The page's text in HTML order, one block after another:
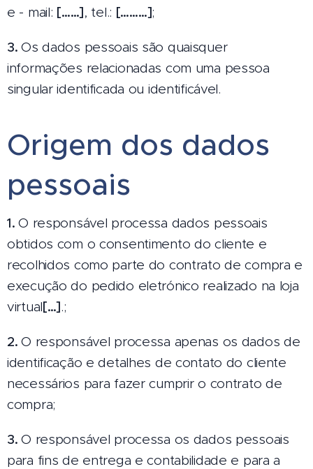
e - mail: [……], tel.: [………];
3.Os dados pessoais são quaisquer
informações relacionadas com uma pessoa
singular identificada ou identificável.
Origem dos dados
pessoais
1.O responsável processa dados pessoais
obtidos com o consentimento do cliente e
recolhidos como parte do contrato de compra e
execução do pedido eletrónico realizado na loja
virtual[…].;
2.O responsável processa apenas os dados de
identificação e detalhes de contato do cliente
necessários para fazer cumprir o contrato de
compra;
3.O responsável processa os dados pessoais
para fins de entrega e contabilidade e para a